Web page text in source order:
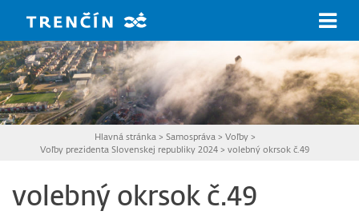
Hlavná stránka > Samospráva > Voľby>
Voľby prezidenta Slovenskej republiky 2024 >volebný okrsok č.49
volebný okrsok č.49